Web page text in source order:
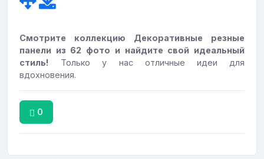
Смотрите коллекцию Декоративные резные
панели из 62 фото и найдите свой идеальный
стиль!
Только у нас отличные идеи для
вдохновения.
0